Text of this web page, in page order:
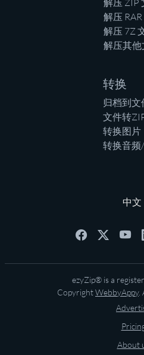
解压 ZIP
解压
解压 7Z
解压其他
转换
归档到文
文件转
转换图片
转换音频
中文
ezyZip® is a
CopyrightWebbyAppy.
About